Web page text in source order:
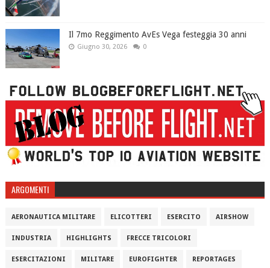
Il 7mo Reggimento AvEs Vega festeggia 30 anni
Giugno 30, 2026 0
ARGOMENTI
AERONAUTICA MILITARE ELICOTTERI ESERCITO AIRSHOW
INDUSTRIA HIGHLIGHTS FRECCE TRICOLORI
ESERCITAZIONI MILITARE EUROFIGHTER REPORTAGES